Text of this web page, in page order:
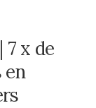
7 x de
en